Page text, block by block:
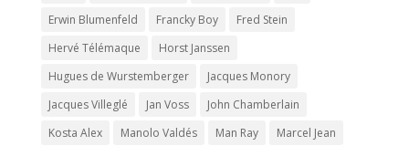
Erwin Blumenfeld
Francky Boy
Fred Stein
Hervé Télémaque
Horst Janssen
Hugues de Wurstemberger
Jacques Monory
Jacques Villeglé
Jan Voss
John Chamberlain
Kosta Alex
Manolo Valdés Man Ray
Marcel Jean